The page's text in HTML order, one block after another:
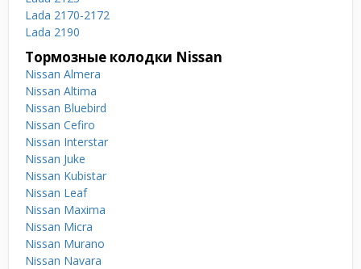
Lada 2170-2172
Lada 2190
Тормозные колодки Nissan
Nissan Almera
Nissan Altima
Nissan Bluebird
Nissan Cefiro
Nissan Interstar
Nissan Juke
Nissan Kubistar
Nissan Leaf
Nissan Maxima
Nissan Micra
Nissan Murano
Nissan Navara